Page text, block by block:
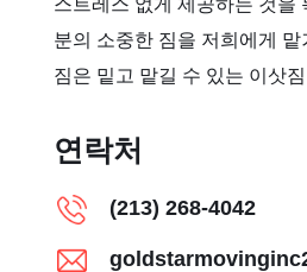
분의 소중한 짐을 저희에게
짐은 밑고 맡길 수 있는 이삿
연락처
(213) 268-4042